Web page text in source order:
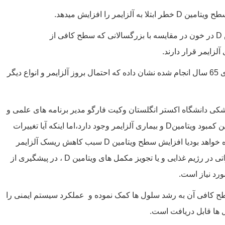
D خطر ابتلا به آلزایمر را افزایش میدهد.
D در خون در مقایسه با بزرگسالانی که سطح کافی از
قرار دارند.
تحقیقاتی که بر مبنای مطالعه بر بیش از 1600 فرد بالغ بالای 65 سال انجام شده نشان داده که احتمال بروز آلزایمر و انواع دیگر
دانشگاه اکستر انگلستان وکیت فارگو مدیر برنامه های علمی و
کمبود ویتامینD و بیماری آلزایمر وجود دارد،اما اینکه آیا تغییرات
بودیا افزایش سطح ویتامین D سبب کاهش ریسک آلزایمر
رژیم غذایی و یا تجویز مکمل های ویتامین D ، در پیشگیری از
نیاز است.
آن به رشد سلول ها کمک نموده و عملکرد سیستم ایمنی را
ها قابل دریافت است.